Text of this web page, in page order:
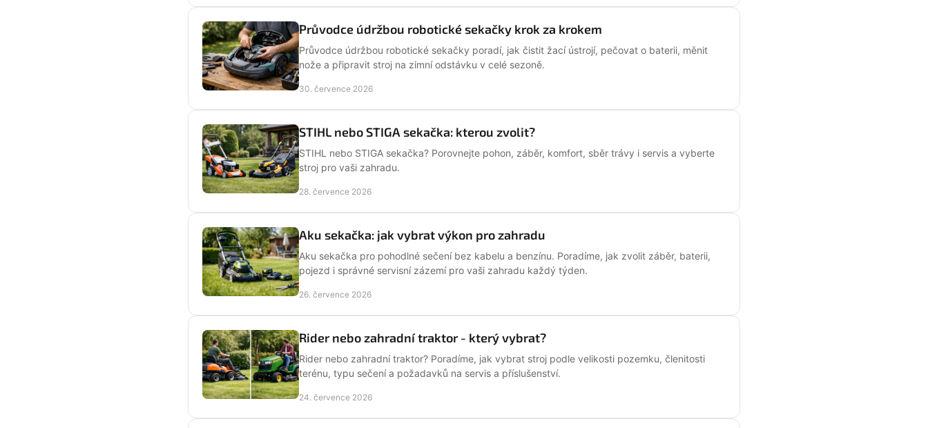
Průvodce údržbou robotické sekačky krok za krokem
Průvodce údržbou robotické sekačky poradí, jak čistit žací ústrojí, pečovat o baterii, měnit
nože a připravit stroj na zimní odstávku v celé sezoně.
30. července 2026
STIHL nebo STIGA sekačka: kterou zvolit?
STIHL nebo STIGA sekačka? Porovnejte pohon, záběr, komfort, sběr trávy i servis a vyberte
stroj pro vaši zahradu.
28. července 2026
Aku sekačka: jak vybrat výkon pro zahradu
Aku sekačka pro pohodlné sečení bez kabelu a benzínu. Poradíme, jak zvolit záběr, baterii,
pojezd i správné servisní zázemí pro vaši zahradu každý týden.
26. července 2026
Rider nebo zahradní traktor - který vybrat?
Rider nebo zahradní traktor? Poradíme, jak vybrat stroj podle velikosti pozemku, členitosti
terénu, typu sečení a požadavků na servis a příslušenství.
24. července 2026